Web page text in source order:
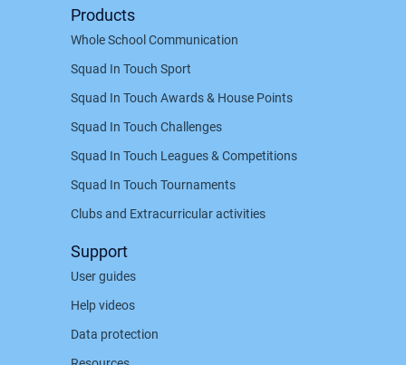
Products
Whole School Communication
Squad In Touch Sport
Squad In Touch Awards & House Points
Squad In Touch Challenges
Squad In Touch Leagues & Competitions
Squad In Touch Tournaments
Clubs and Extracurricular activities
Support
User guides
Help videos
Data protection